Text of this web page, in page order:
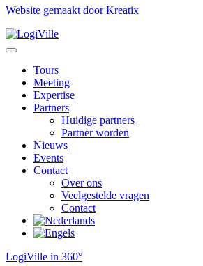
Website gemaakt door Kreatix
Tours
Meeting
Expertise
Partners
Huidige partners
Partner worden
Nieuws
Events
Contact
Over ons
Veelgestelde vragen
Contact
LogiVille in 360°